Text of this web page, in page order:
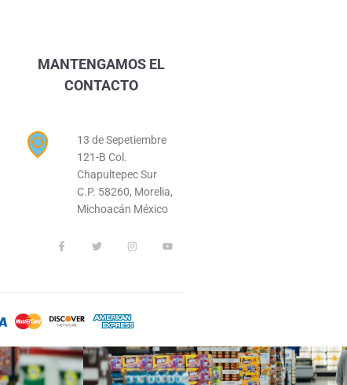
MANTENGAMOS EL
CONTACTO
13 de Sepetiembre
121-B Col.
Chapultepec Sur
C.P. 58260, Morelia,
Michoacán México